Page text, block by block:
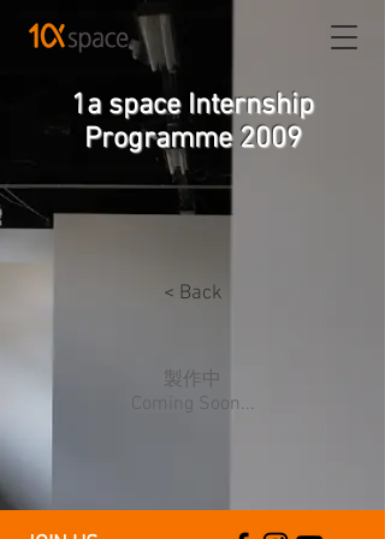
1a space Internship
Programme 2009
< Back
製作中
Coming Soon...